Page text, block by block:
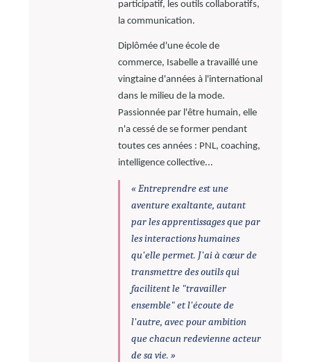
participatif, les outils collaboratifs,
la communication.
Diplômée d'une école de
commerce, Isabelle a travaillé une
vingtaine d'années à l'international
dans le milieu de la mode.
Passionnée par l'être humain, elle
n'a cessé de se former pendant
toutes ces années : PNL, coaching,
intelligence collective...
« Entreprendre est une
aventure exaltante, autant
par les apprentissages que par
les interactions humaines
qu'elle permet. J'ai à cœur de
transmettre des outils qui
facilitent le "travailler
ensemble" et l'écoute de
l'autre, avec pour ambition
que chacun redevienne acteur
de sa vie. »